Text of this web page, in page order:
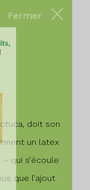
doit son
un latex
qui s’écoule
que l’ajout